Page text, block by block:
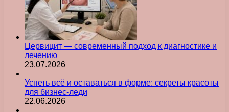
Цервицит — современный подход к диагностике и
лечению
23.07.2026
Успеть всё и оставаться в форме: секреты красоты
для бизнес-леди
22.06.2026